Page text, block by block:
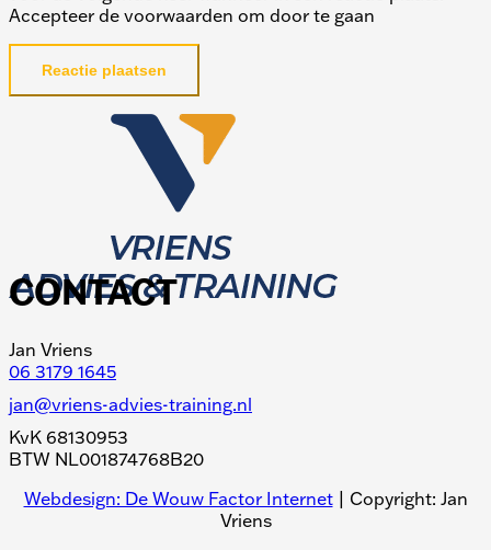
Accepteer de voorwaarden om door te gaan
Reactie plaatsen
CONTACT
Jan Vriens
06 3179 1645
jan@vriens-advies-training.nl
KvK 68130953
BTW NL001874768B20
Webdesign: De Wouw Factor Internet| Copyright: Jan
Vriens